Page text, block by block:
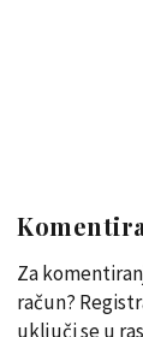
Za
račun?
uključi se u